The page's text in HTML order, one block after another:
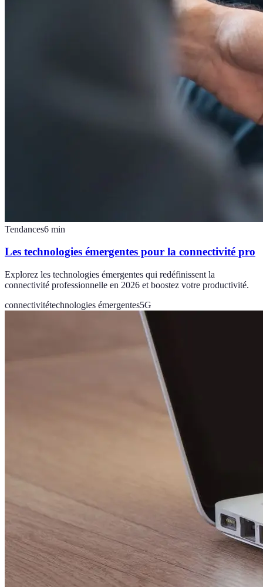
Tendances6 min
Les technologies émergentes pour la connectivité pro
Explorez les technologies émergentes qui redéfinissent la
connectivité professionnelle en 2026 et boostez votre productivité.
connectivitétechnologies émergentes5G